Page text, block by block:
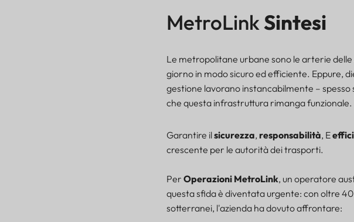
MetroLinkSintesi
Le metropolitane urbane sono le arterie
giorno in modo sicuro ed efficiente. Eppure,
gestione lavorano instancabilmente –
che questa infrastruttura rimanga funzionale.
Garantire ilsicurezza, responsabilità, E
crescente per le autorità dei trasporti.
Per Operazioni MetroLink, un operatore
questa sfida è diventata urgente: con oltre
sotterranei, l'azienda ha dovuto affrontare: